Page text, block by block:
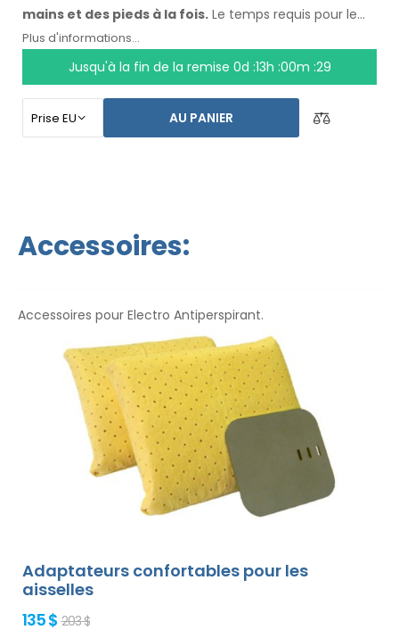
mains et des pieds à la fois. Le temps requis pour le
traitement des quatre membres a été réduit de moitié
à un maximum de 24 minutes, et la durée et la vitesse
des effets sont maintenues. Avec le système
Plus d'informations...
Jusqu'à la fin de la remise 0d :13h :00m :28
AU PANIER
Accessoires:
Accessoires pour Electro Antiperspirant.
Adaptateurs confortables pour les
aisselles
135 $ 203 $